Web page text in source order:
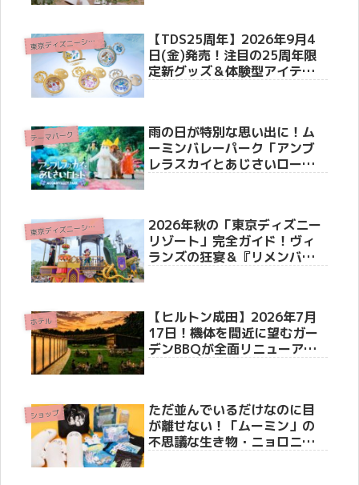
東
京ディズニーシー(R)
【TDS25周年】2026年9月4
日(金)発売！注目の25周年限
定新グッズ＆体験型アイテム3
テーマパーク
雨の日が特別な思い出に！ム
ーミンバレーパーク「アンブ
レラスカイとあじさいロー
東
京ディズニーシー(R)
2026年秋の「東京ディズニー
リゾート」完全ガイド！ヴィ
ランズの狂宴＆『リメンバ
ホテル
【ヒルトン成田】2026年7月
17日！機体を間近に望むガー
デンBBQが全面リニューア
ショップ
ただ並んでいるだけなのに目
が離せない！「ムーミン」の
不思議な生き物・ニョロニョ